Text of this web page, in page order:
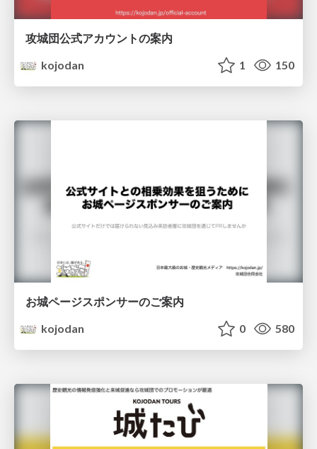
攻城団公式アカウントの案内
kojodan
1 150
お城ページスポンサーのご案内
kojodan
0 580